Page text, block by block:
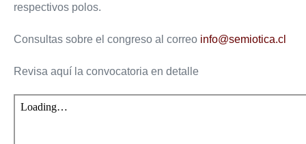
respectivos polos.
Consultas sobre el congreso al correo info@semiotica.cl
Revisa aquí la convocatoria en detalle